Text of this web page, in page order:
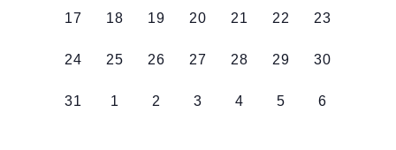
0
17
0
18
0
19
0
20
0
21
0
22
0
23
0
24
0
25
0
26
0
27
0
28
0
29
0
30
0
31
0
1
0
2
0
3
0
4
0
5
0
6